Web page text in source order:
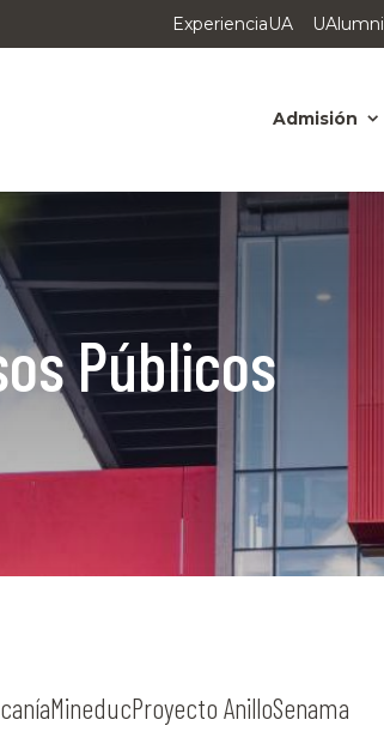
ExperienciaUA UAlumni
Admisión
Públicos
MineducProyecto AnilloSenama